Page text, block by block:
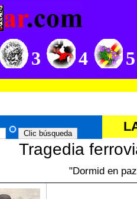
3 4 5
Tragedia
"Dormid en